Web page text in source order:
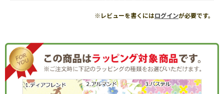
※レビューを書くにはログインが必要です。